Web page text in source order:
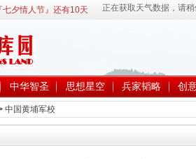
七夕情人节』还有10天
中华智圣 思想星空 兵家韬略 创
中国黄埔军校